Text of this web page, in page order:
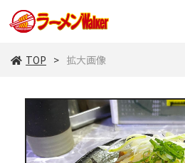
TOP 拡大画像